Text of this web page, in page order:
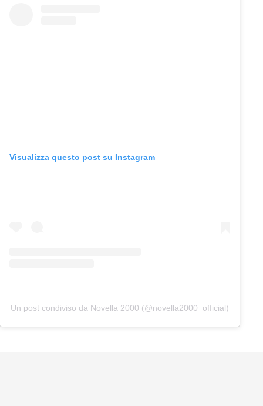
Visualizza questo post su Instagram
Un post condiviso da Novella 2000 (@novella2000_official)